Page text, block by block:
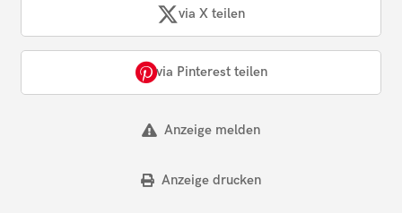
via X teilen
via Pinterest teilen
Anzeige melden
Anzeige drucken